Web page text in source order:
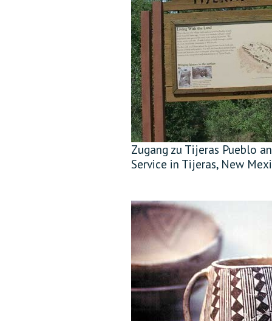
Zugang zu Tijeras Pueblo
Service in Tijeras, New